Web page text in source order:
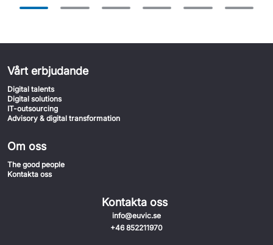
Vårt erbjudande
Digital talents
Digital solutions
IT-outsourcing
Advisory & digital transformation
Om oss
The good people
Kontakta oss
Kontakta oss
info@euvic.se
+46 852211970